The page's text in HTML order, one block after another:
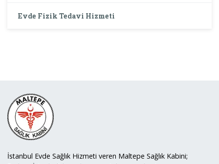
Evde Fizik Tedavi Hizmeti
İstanbul Evde Sağlık Hizmeti veren Maltepe Sağlık Kabini;